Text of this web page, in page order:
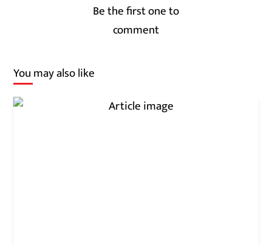
Be the first one to
comment
You may also like